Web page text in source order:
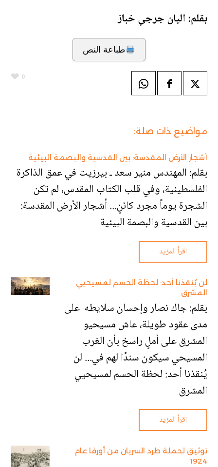
بقلم: اليان جرجي خباز
طباعة النص
0
مواضيع ذات صلة:
أشجار الأرض المقدسة: بين القدسية والبصمة البيئية
بقلم: المهندس منير سعد ـ بيرزيت في عمق الذاكرة
الفلسطينية، وفي قلب الكتاب المقدس، لم تكن
الشجرة يوماً مجرد كائنٍ... أشجار الأرض المقدسة:
بين القدسية والبصمة البيئية
اقرأ المزيد
لن يُنقذنا أحد: لحظة الحسم لمسيحيي
المشرق
بقلم: جاك نصار وإحسان سلايطه على
مدى عقود طويلة، عاش مسيحيو
المشرق على أملٍ راسخ بأن الغرب
المسيحي سيكون سندًا لهم في... لن
يُنقذنا أحد: لحظة الحسم لمسيحيي
المشرق
اقرأ المزيد
توثيق لحملة طرد السريان من أورفا عام
1924